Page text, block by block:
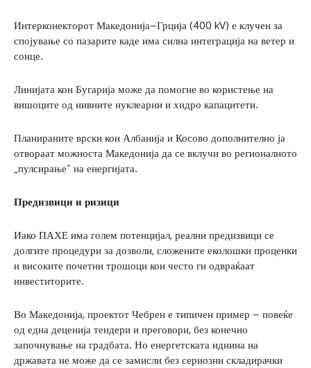
Интерконекторот Македонија–Грција (400 kV) е клучен за
спојување со пазарите каде има силна интеграција на ветер и
сонце.
Линијата кон Бугарија може да помогне во користење на
вишоците од нивните нуклеарни и хидро капацитети.
Планираните врски кон Албанија и Косово дополнително ја
отвораат можноста Македонија да се вклучи во регионалното
„пулсирање“ на енергијата.
Предизвици и ризици
Иако ПАХЕ има голем потенцијал, реални предизвици се
долгите процедури за дозволи, сложените еколошки проценки
и високите почетни трошоци кои често ги одвраќаат
инвеститорите.
Во Македонија, проектот Чебрен е типичен пример – повеќе
од една деценија тендери и преговори, без конечно
започнување на градбата. Но енергетската иднина на
државата не може да се замисли без сериозни складирачки